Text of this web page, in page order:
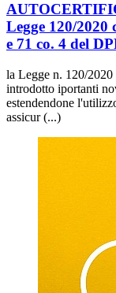
Legge 120/
e 71 co. 4 del
la Legge n. 120/
introdotto iportanti
estendendone
assicur (...)